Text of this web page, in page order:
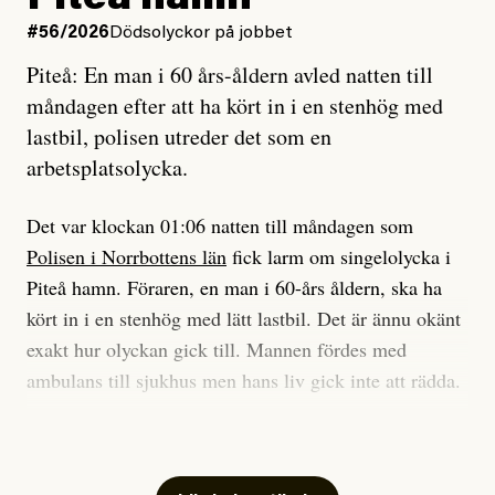
Vad är bra journalistik?
Ett försök till korta svar som jag hoppas kan förtydliga
för Kuhn och Sassarinis-McGowan och andra hur jag
som chefredaktör ser på Dagens ETC:s uppdrag och
roll.
Vi skriver för våra läsare som vill bli informerade,
överraskade, bekräftade, utmanade – och som kräver
att vi granskar allt och alla.
Vi är som sagt en röd, grön och oberoende tidning.
Det betyder en annan journalistik än vad du hittar i
perspektiv och urval. Det handlar däremot aldrig om
på att laga en gammal bod.
Jag sökte ljuset och meningen,
efter det som var rent, rätt och sant,
och aldrig såg jag det klarare än
när jag ombord på bussen hjälpte en tant.
#23/2026Intervjun
Jesper Lundby: ”Livet i sig
är ganska politiskt”
#56/2026 Dödsolyckor på jobbet
Piteå: En man i 60 års-åldern avled natten till
måndagen efter att ha kört in i en stenhög med
lastbil, polisen utreder det som en
arbetsplatsolycka.
Det var klockan 01:06 natten till måndagen som
Polisen i Norrbottens län fick larm om singelolycka i
Piteå hamn. Föraren, en man i 60-års åldern, ska ha
kört in i en stenhög med lätt lastbil. Det är ännu okänt
exakt hur olyckan gick till. Mannen fördes med
ambulans till sjukhus men hans liv gick inte att rädda.